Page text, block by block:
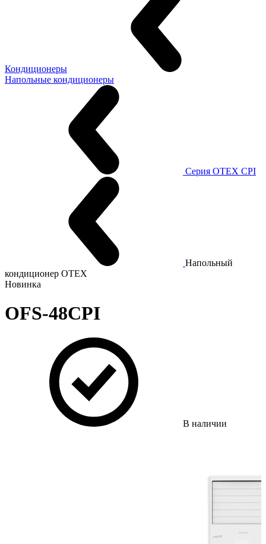
Кондиционеры
Напольные кондиционеры
Серия OTEX CPI
Напольный
кондиционер OTEX
Новинка
OFS-48CPI
В наличии